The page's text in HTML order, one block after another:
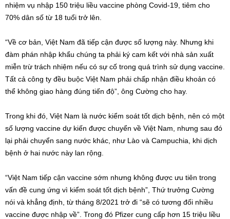
nhiệm vụ nhập 150 triệu liều vaccine phòng Covid-19, tiêm cho
70% dân số từ 18 tuổi trở lên.
“Về cơ bản, Việt Nam đã tiếp cận được số lượng này. Nhưng khi
đàm phán nhập khẩu chúng ta phải ký cam kết với nhà sản xuất
miễn trừ trách nhiệm nếu có sự cố trong quá trình sử dụng vaccine.
Tất cả công ty đều buộc Việt Nam phải chấp nhận điều khoản có
thể không giao hàng đúng tiến độ”, ông Cường cho hay.
Trong khi đó, Việt Nam là nước kiểm soát tốt dịch bệnh, nên có một
số lượng vaccine dự kiến được chuyển về Việt Nam, nhưng sau đó
lại phải chuyển sang nước khác, như Lào và Campuchia, khi dịch
bệnh ở hai nước này lan rộng.
“Việt Nam tiếp cận vaccine sớm nhưng không được ưu tiên trong
vấn đề cung ứng vì kiểm soát tốt dịch bệnh”, Thứ trưởng Cường
nói và khẳng định, từ tháng 8/2021 trở đi “sẽ có tương đối nhiều
vaccine được nhập về”. Trong đó Pfizer cung cấp hơn 15 triệu liều